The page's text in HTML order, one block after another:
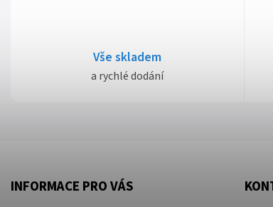
Vše skladem
a rychlé dodání
INFORMACE PRO VÁS